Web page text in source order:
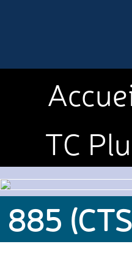
TC
885